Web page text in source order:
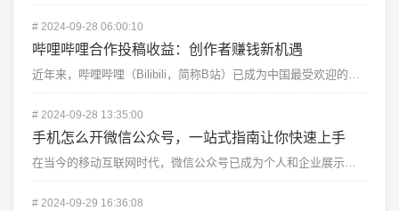
# 2024-09-28 06:00:10
哔哩哔哩合作投稿收益：创作者赚钱新机遇
# 2024-09-28 13:35:00
手机怎么开微信公众号，一站式指南让你快速上手
在当今的移动互联网时代，微信公众号已成为个人和企业展示自己、与用户互动的重要平台。不仅是大公司，越来...
# 2024-09-29 16:36:08